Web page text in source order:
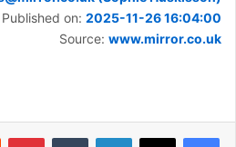
Published on: 2025-11-26 16:04:00
Source: www.mirror.co.uk
لينكدإن